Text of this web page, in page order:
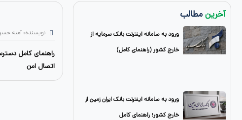
آخرینمطالب
ورود به سامانه اینترنت بانک سرمایه از
خارج کشور (راهنمای کامل)
ورود به سامانه اینترنت بانک ایران زمین از
خارج کشور؛ راهنمای کامل
نویسنده: آمنه
اتصال امن